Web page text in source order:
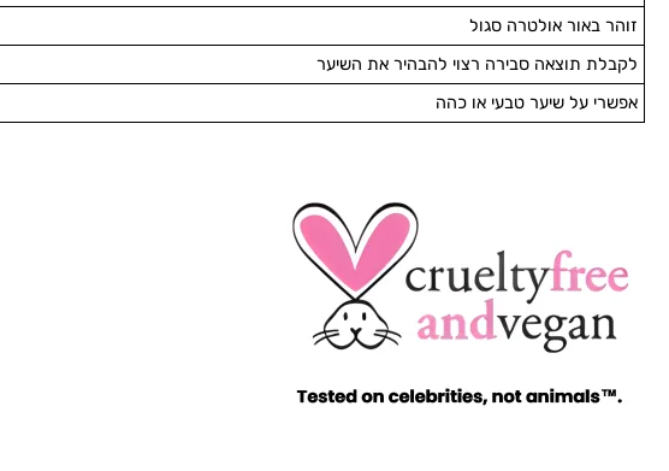
זוהר באור אולטרה סגול
לקבלת תוצאה סבירה רצוי להבהיר את השיער
אפשרי על שיער טבעי או כהה